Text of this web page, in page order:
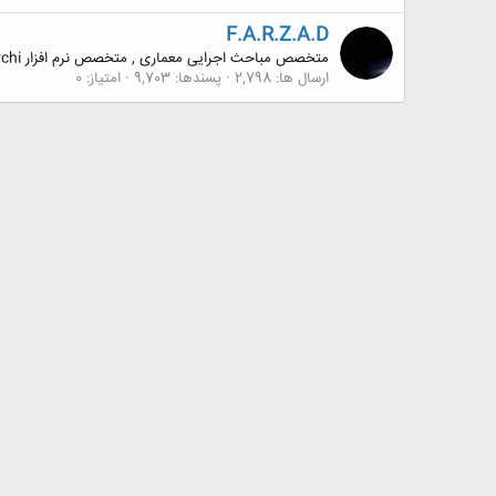
F.A.R.Z.A.D
متخصص مباحث اجرایی معماری , متخصص نرم افزار Archi
ارسال ها 2,798 پسندها 9,703 امتیاز 0